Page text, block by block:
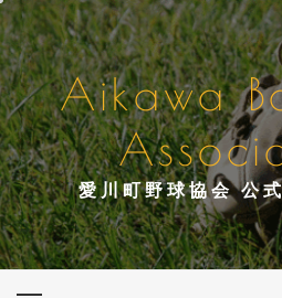
コ
ン
テ
ン
ツ
へ
ス
キ
ッ
プ
Aikawa
愛川町野球協会 公